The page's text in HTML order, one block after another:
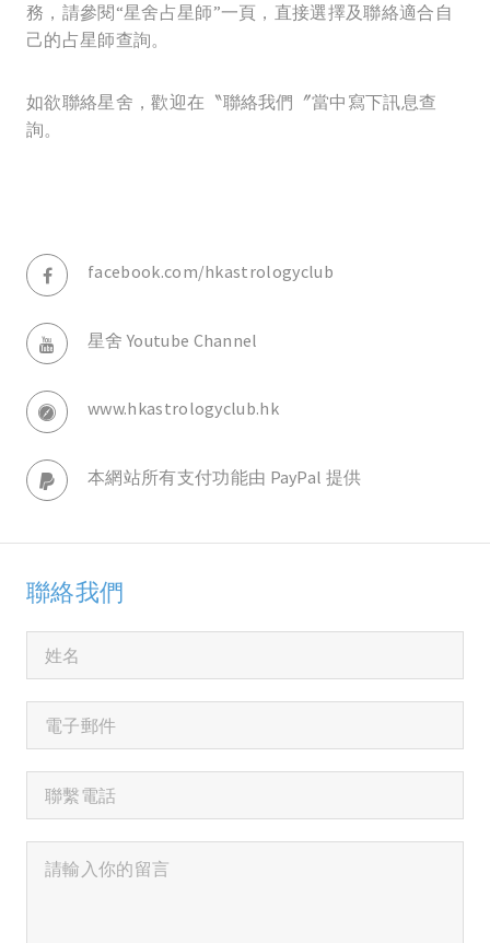
務，請參閱“星舍占星師”一頁，直接選擇及聯絡適合自
己的占星師查詢。
如欲聯絡星舍，歡迎在〝聯絡我們〞當中寫下訊息查
詢。
facebook.com/hkastrologyclub
星舍 Youtube Channel
www.hkastrologyclub.hk
本網站所有支付功能由 PayPal 提供
聯絡我們